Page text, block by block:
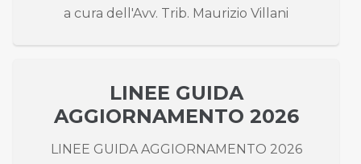
a cura dell'Avv. Trib. Maurizio Villani
LINEE GUIDA
AGGIORNAMENTO 2026
LINEE GUIDA AGGIORNAMENTO 2026